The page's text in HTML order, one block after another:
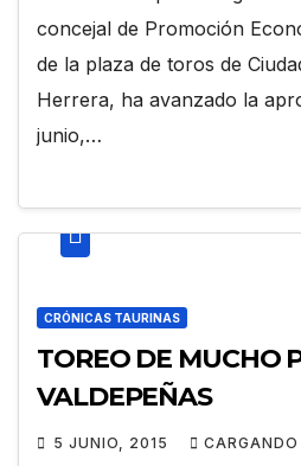
concejal de Promoción
de la plaza de toros de
Herrera, ha avanzado la
junio,…
CRÓNICAS TAURINAS
TOREO DE MUCHO
VALDEPEÑAS
5 JUNIO, 2015